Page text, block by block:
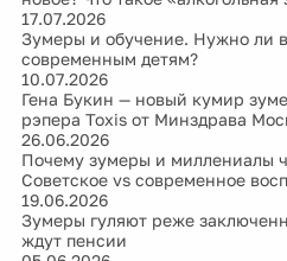
17.07.2026
Зумеры и обучение. Нужно ли
современным детям?
10.07.2026
Гена Букин — новый кумир
рэпера Toxis от Минздрава
26.06.2026
Почему зумеры и миллениалы
Советское vs современное
19.06.2026
Зумеры гуляют реже
ждут пенсии